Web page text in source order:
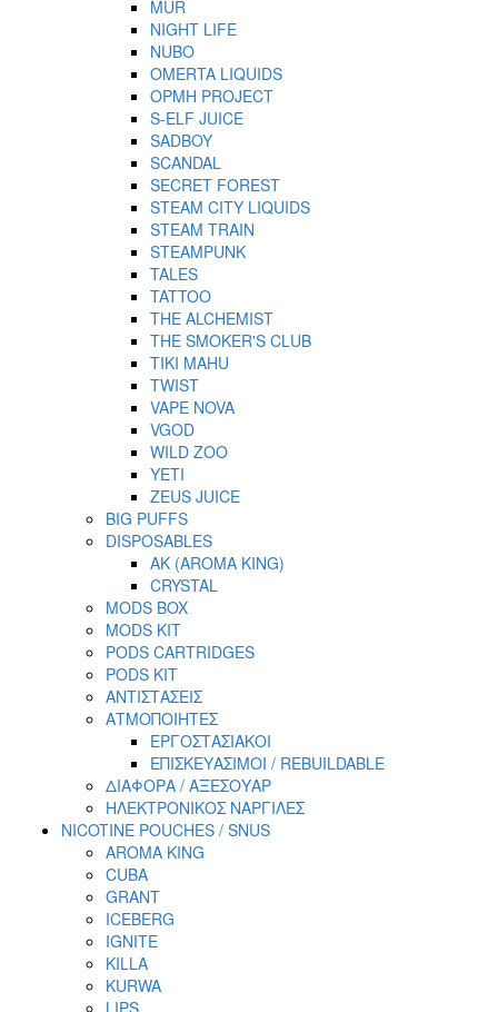
MUR
NIGHT LIFE
NUBO
OMERTA LIQUIDS
OPMH PROJECT
S-ELF JUICE
SADBOY
SCANDAL
SECRET FOREST
STEAM CITY LIQUIDS
STEAM TRAIN
STEAMPUNK
TALES
TATTOO
THE ALCHEMIST
THE SMOKER'S CLUB
TIKI MAHU
TWIST
VAPE NOVA
VGOD
WILD ZOO
YETI
ZEUS JUICE
BIG PUFFS
DISPOSABLES
AK (AROMA KING)
CRYSTAL
MODS BOX
MODS KIT
PODS CARTRIDGES
PODS KIT
ΑΝΤΙΣΤΑΣΕΙΣ
ΑΤΜΟΠΟΙΗΤΕΣ
ΕΡΓΟΣΤΑΣΙΑΚΟΙ
ΕΠΙΣΚΕΥΑΣΙΜΟΙ / REBUILDABLE
ΔΙΑΦΟΡΑ / ΑΞΕΣΟΥΑΡ
ΗΛΕΚΤΡΟΝΙΚΟΣ ΝΑΡΓΙΛΕΣ
NICOTINE POUCHES / SNUS
AROMA KING
CUBA
GRANT
ICEBERG
IGNITE
KILLA
KURWA
LIPS